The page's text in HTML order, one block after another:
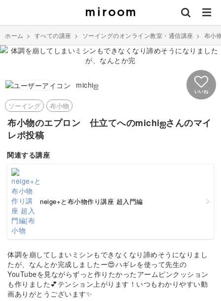
ホーム > すべての講座 > ソーイングのオンライン教室・通信講座 > 布小
michiஐ
いいね
ソーイング 布小物
布小物のエプロン 仕立てへのmichiஐさんのマイ
レポ投稿
関連する講座
neige+と布小物作り講座 超入門編
体調を崩してしまいミシンもできなくなり諦めそうになりまし
たが、なんとか完成しましたー😍ハギレを使って先生の
YouTubeを見ながらずっと作りたかったアームピンクッション
も作りました💕テンション上がります！いつもわかりやすい動
画ありがとうございます✨